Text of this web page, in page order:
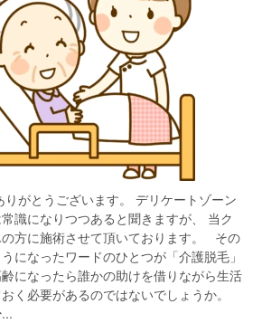
がとうございます。 デリケートゾーン
識になりつつあると聞きますが、 当ク
の方に施術させて頂いております。 その
になったワードのひとつが「介護脱毛」
になったら誰かの助けを借りながら生活
く必要があるのではないでしょうか。